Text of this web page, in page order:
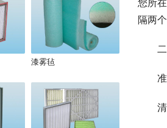
您所
隔两
漆雾毡